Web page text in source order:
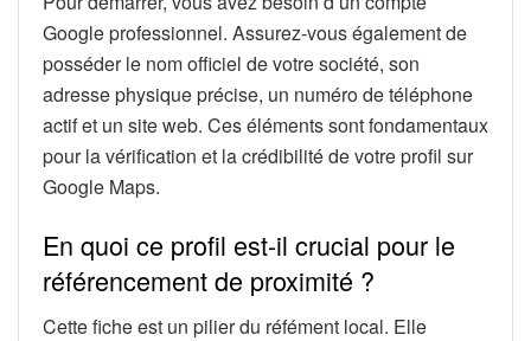
Google professionnel. Assurez-vous également de
posséder le nom officiel de votre société, son
adresse physique précise, un numéro de téléphone
actif et un site web. Ces éléments sont fondamentaux
pour la vérification et la crédibilité de votre profil sur
Google Maps.
En quoi ce profil est-il crucial pour le
référencement de proximité ?
Cette fiche est un pilier du réfément local. Elle